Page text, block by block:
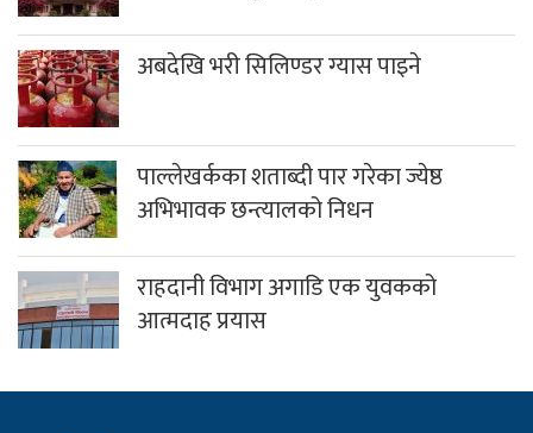
अबदेखि भरी सिलिण्डर ग्यास पाइने
पाल्लेखर्कका शताब्दी पार गरेका ज्येष्ठ
अभिभावक छन्त्यालको निधन
राहदानी विभाग अगाडि एक युवकको
आत्मदाह प्रयास